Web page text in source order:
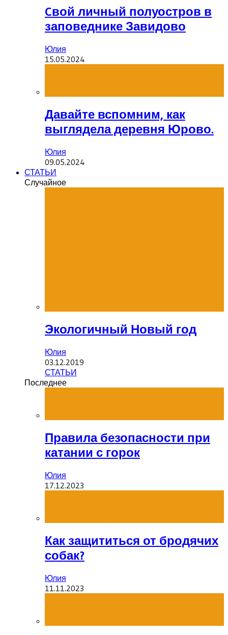
Cвой личный полуостров в
заповеднике Завидово
Юлия
15.05.2024
Давайте вспомним, как
выглядела деревня Юрово.
Юлия
09.05.2024
СТАТЬИ
Случайное
Экологичный Новый год
Юлия
03.12.2019
СТАТЬИ
Последнее
Правила безопасности при
катании с горок
Юлия
17.12.2023
Как защититься от бродячих
собак?
Юлия
11.11.2023